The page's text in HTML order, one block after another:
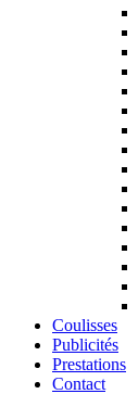
Coulisses
Publicités
Prestations
Contact